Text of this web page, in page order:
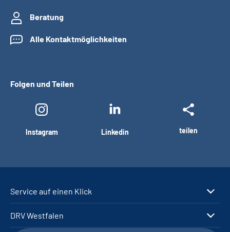
Beratung
Alle Kontaktmöglichkeiten
Folgen und Teilen
Instagram Linkedin teilen
Service auf einen Klick
DRV Westfalen